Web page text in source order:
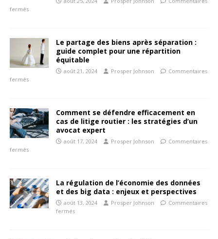
fermés
Le partage des biens après séparation :
guide complet pour une répartition
équitable
août 21, 2024 Prosper Johnson
Commentaires
fermés
Comment se défendre efficacement en
cas de litige routier : les stratégies d’un
avocat expert
août 17, 2024 Prosper Johnson
Commentaires
fermés
La régulation de l’économie des données
et des big data : enjeux et perspectives
août 13, 2024 Prosper Johnson
Commentaires
fermés